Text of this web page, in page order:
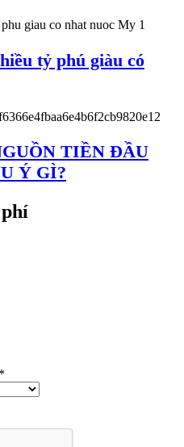
tỷ phú giàu có
TIỀN ĐẦU
Ý GÌ?
*